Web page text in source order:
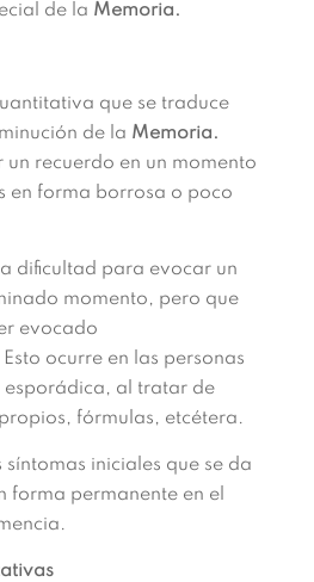
de la Memoria.
que se traduce
de la Memoria.
un recuerdo en un momento
en forma borrosa o poco
dificultad para evocar un
momento, pero que
evocado
ocurre en las personas
esporádica, al tratar de
fórmulas, etcétera.
síntomas iniciales que se da
forma permanente en el